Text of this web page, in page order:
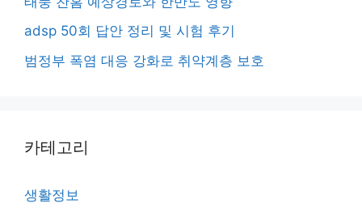
adsp 50회 답안 정리 및 시험 후기
범정부 폭염 대응 강화로 취약계층 보호
카테고리
생활정보